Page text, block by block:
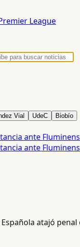
League
Vial UdeC Biobío
ante
ante